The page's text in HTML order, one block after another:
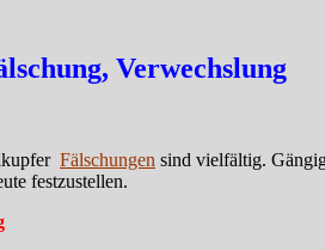
Verwechslung
Fälschungen sind vielfältig.
festzustellen.